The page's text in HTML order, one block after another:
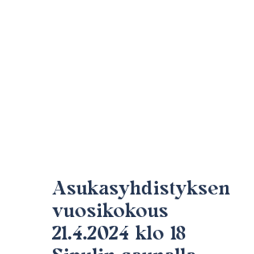
Asukasyhdistyksen
vuosikokous
21.4.2024 klo 18